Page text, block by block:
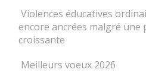
Violences éducatives
encore ancrées malgré une
croissante
Meilleurs voeux 2026